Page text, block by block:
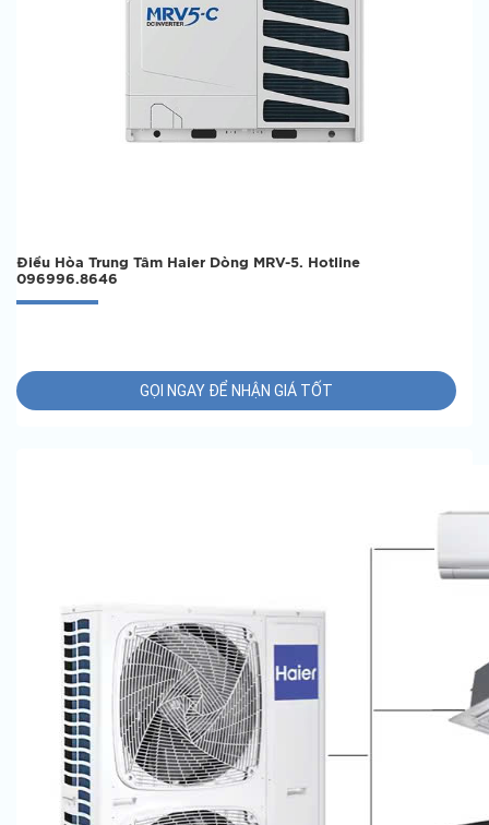
Điều Hòa Trung Tâm Haier Dòng MRV-5. Hotline
096996.8646
GỌI NGAY ĐỂ NHẬN GIÁ TỐT